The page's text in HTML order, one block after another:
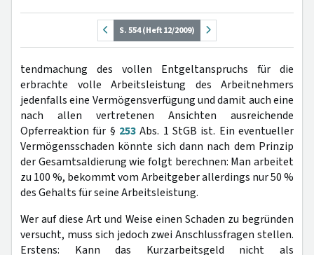
S. 554 (Heft 12/2009)
tendmachung des vollen Entgeltanspruchs für die
erbrachte volle Arbeitsleistung des Arbeitnehmers
jedenfalls eine Vermögensverfügung und damit auch eine
nach allen vertretenen Ansichten ausreichende
Opferreaktion für § 253 Abs. 1 StGB ist. Ein eventueller
Vermögensschaden könnte sich dann nach dem Prinzip
der Gesamtsaldierung wie folgt berechnen: Man arbeitet
zu 100 %, bekommt vom Arbeitgeber allerdings nur 50 %
des Gehalts für seine Arbeitsleistung.
Wer auf diese Art und Weise einen Schaden zu begründen
versucht, muss sich jedoch zwei Anschlussfragen stellen.
Erstens: Kann das Kurzarbeitsgeld nicht als